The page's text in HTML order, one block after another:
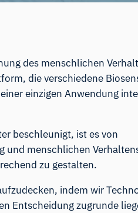
des menschlichen
, die verschiedene
einzigen Anwendung
beschleunigt, ist es von
und menschlichen
zu gestalten.
indem wir
Entscheidung zugrunde